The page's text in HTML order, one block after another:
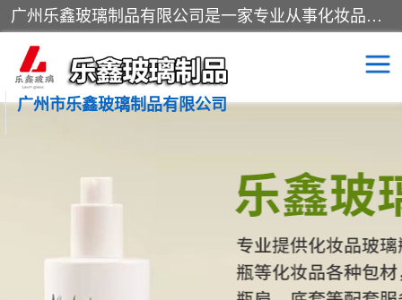
广州乐鑫玻璃制品有限公司是一家专业从事化妆品瓶子、化妆品玻璃瓶子、膏霜瓶、化妆品玻璃瓶等产品的集开发研制、生产、销售于一体的实业型玻璃制品生产企业。产品从设计、开模、试样、生产、蒙砂、抛光、喷涂、高低温单色及多色印刷，烫金（银）到交货实现一条龙服务。
广州市乐鑫玻璃制品有限公司
化妆品包装瓶 香水包装瓶
化妆品玻璃瓶
玻璃瓶